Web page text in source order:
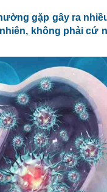
gặp gây ra
không phải cứ